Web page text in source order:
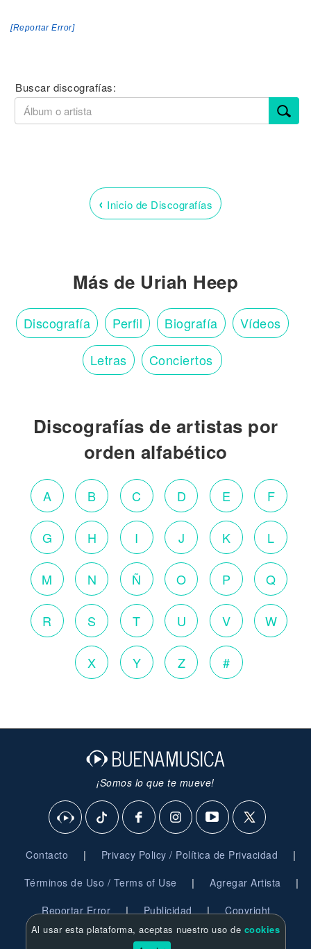
[Reportar Error]
Buscar discografías:
‹ Inicio de Discografías
Más de Uriah Heep
Discografía Perfil Biografía Vídeos
Letras Conciertos
Discografías de artistas por
orden alfabético
A B C D E F
G H I J K L
M N Ñ O P Q
R S T U V W
X Y Z #
¡Somos lo que te mueve!
Contacto | Privacy Policy / Política de Privacidad |
Términos de Uso / Terms of Use | Agregar Artista |
Reportar Error | Publicidad | Copyright
© 2026 BuenaMusica.com - Derechos Reservados
Al usar esta plataforma, aceptas nuestro uso de cookies